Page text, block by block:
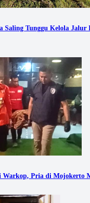
Saling Tunggu Kelola Jalur
Warkop, Pria di Mojokerto